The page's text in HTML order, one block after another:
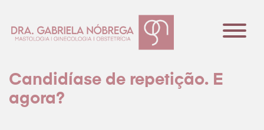
Candidíase de repetição. E
agora?